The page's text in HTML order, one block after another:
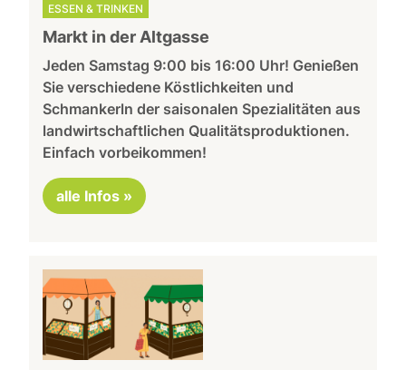
ESSEN & TRINKEN
Markt in der Altgasse
Jeden Samstag 9:00 bis 16:00 Uhr! Genießen
Sie verschiedene Köstlichkeiten und
Schmankerln der saisonalen Spezialitäten aus
landwirtschaftlichen Qualitätsproduktionen.
Einfach vorbeikommen!
alle Infos »